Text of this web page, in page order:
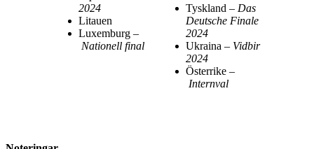
2024
Litauen
Luxemburg –
Nationell final
Tyskland – Das
Deutsche Finale
2024
Ukraina – Vidbir
2024
Österrike –
Internval